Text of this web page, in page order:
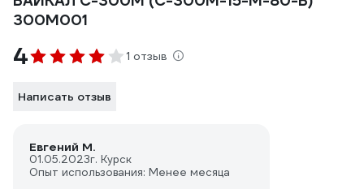
300M001
4 1 отзыв
Написать отзыв
Евгений М.
01.05.2023г. Курск
Опыт использования: Менее месяца